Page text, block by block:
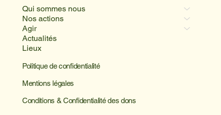
Qui sommes nous
Nos actions
Agir
Actualités
Lieux
Politique de confidentialité
Mentions légales
Conditions & Confidentialité des dons